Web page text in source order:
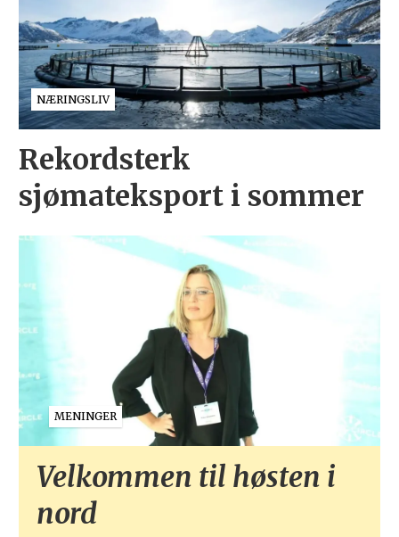
NÆRINGSLIV
Rekordsterk
sjømateksport i sommer
MENINGER
Velkommen til høsten i
nord